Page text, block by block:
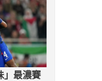
」最濃賽